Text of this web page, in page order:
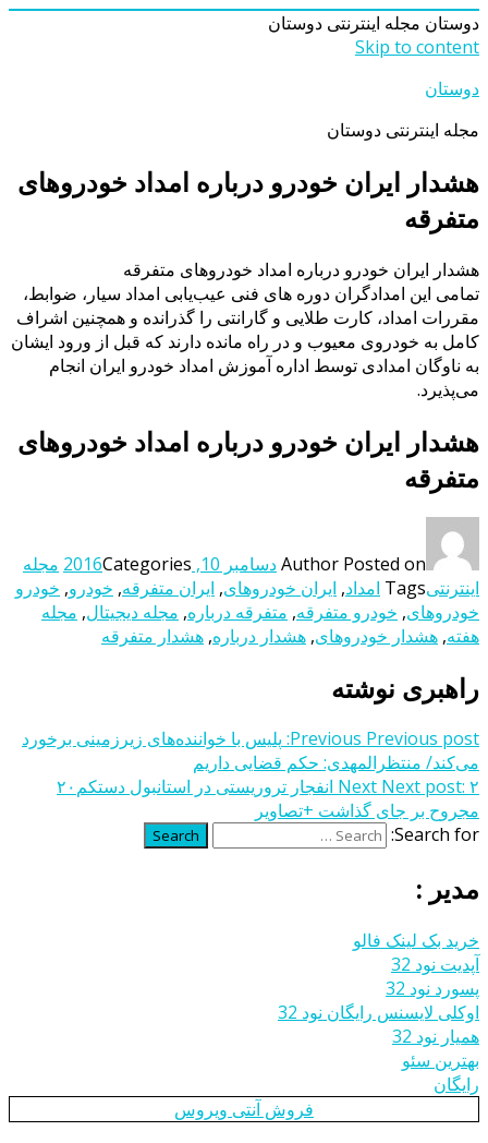
دوستان مجله اینترنتی دوستان
Skip to content
دوستان
مجله اینترنتی دوستان
هشدار ايران خودرو درباره امداد خودروهای
متفرقه
هشدار ايران خودرو درباره امداد خودروهای متفرقه
تمامی این امدادگران دوره های فنی عیب‌یابی امداد سیار، ضوابط،
مقررات امداد، کارت طلایی و گارانتی را گذرانده و همچنین اشراف
کامل به خودروی معیوب و در راه مانده دارند که قبل از ورود ایشان
به ناوگان امدادی توسط اداره آموزش امداد خودرو ایران انجام
می‌پذیرد.
هشدار ايران خودرو درباره امداد خودروهای
متفرقه
Author Posted on دسامبر 10, 2016 Categories
مجله
اینترنتیTags امداد, ايران خودروهای, ايران متفرقه, خودرو, خودرو
خودروهای, خودرو متفرقه, متفرقه درباره, مجله دیجیتال, مجله
هفته, هشدار خودروهای, هشدار درباره, هشدار متفرقه
راهبری نوشته
Previous Previous post:
پلیس با خواننده‌های زیرزمینی برخورد
می‌کند/ منتظرالمهدی: حکم قضایی داریم
Next Next post:
۲ انفجار تروریستی در استانبول دستکم۲۰
مجروح بر جای گذاشت +تصاویر
Search for:
Search
مدیر :
خرید بک لینک فالو
آپدیت نود 32
پسورد نود 32
اوکلی لایسنس رایگان نود 32
همیار نود 32
بهترین سئو
رایگان
فروش آنتی ویروس